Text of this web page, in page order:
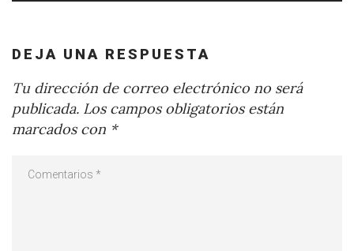
DEJA UNA RESPUESTA
Tu dirección de correo electrónico no será
publicada. Los campos obligatorios están
marcados con *